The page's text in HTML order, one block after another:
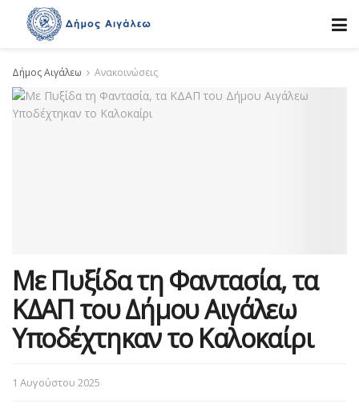
Δήμος Αιγάλεω Ανακοινώσεις
Με Πυξίδα τη Φαντασία, τα
ΚΔΑΠ του Δήμου Αιγάλεω
Υποδέχτηκαν το Καλοκαίρι
1 Αυγούστου 2025